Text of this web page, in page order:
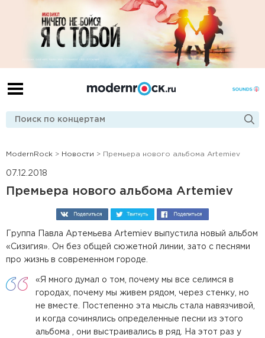
ModernRock > Новости > Премьера нового альбома Artemiev
07.12.2018
Премьера нового альбома Artemiev
Группа Павла Артемьева Artemiev выпустила новый альбом
«Сизигия». Он без общей сюжетной линии, зато с песнями
про жизнь в современном городе.
«Я много думал о том, почему мы все селимся в
городах, почему мы живем рядом, через стенку, но
не вместе. Постепенно эта мысль стала навязчивой,
и когда сочинялись определенные песни из этого
альбома , они выстраивались в ряд. На этот раз у